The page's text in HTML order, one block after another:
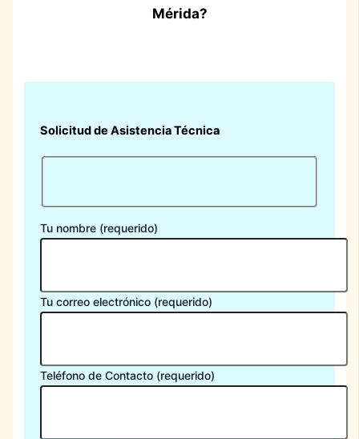
Mérida?
Solicitud de Asistencia Técnica
Tu nombre (requerido)
Tu correo electrónico (requerido)
Teléfono de Contacto (requerido)